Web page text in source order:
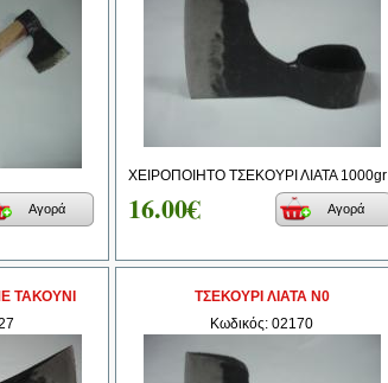
Αγορά
ΧΕΙΡΟΠΟΙΗΤΟ ΤΣΕΚΟΥΡΙ ΛΙΑΤΑ 1000gr
16.00€ Αγορά
ΤΑΚΟΥΝΙ
ΤΣΕΚΟΥΡΙ ΛΙΑΤΑ Ν0
Κωδικός: 02170